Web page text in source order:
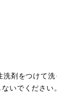
剤をつけて
いでくださ